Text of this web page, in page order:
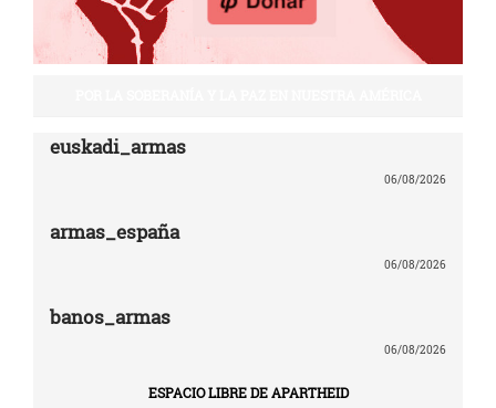
euskadi_armas
06/08/2026
armas_españa
06/08/2026
banos_armas
06/08/2026
ESPACIO LIBRE DE APARTHEID